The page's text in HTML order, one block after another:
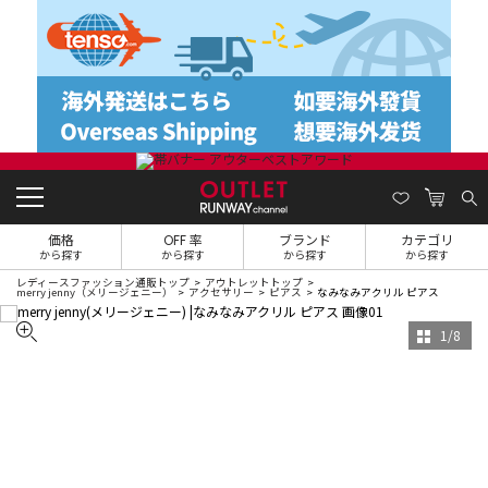
価格
から探す
OFF 率
から探す
ブランド
から探す
カテゴリ
から探す
レディースファッション通販トップ アウトレットトップ
merry jenny（メリージェニー） アクセサリー ピアス なみなみアクリル ピアス
1 /8